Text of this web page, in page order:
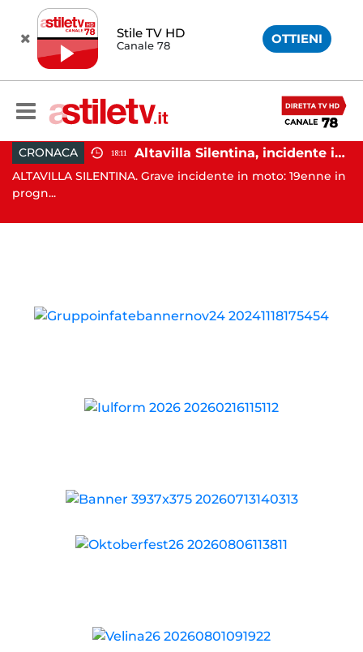
Stile TV HD
Canale 78 OTTIENI
CRONACA 18:11 Altavilla Silentina, incidente in moto nella notte: 19enne in prognosi riservata
ALTAVILLA SILENTINA. Grave incidente in moto: 19enne in
progn...